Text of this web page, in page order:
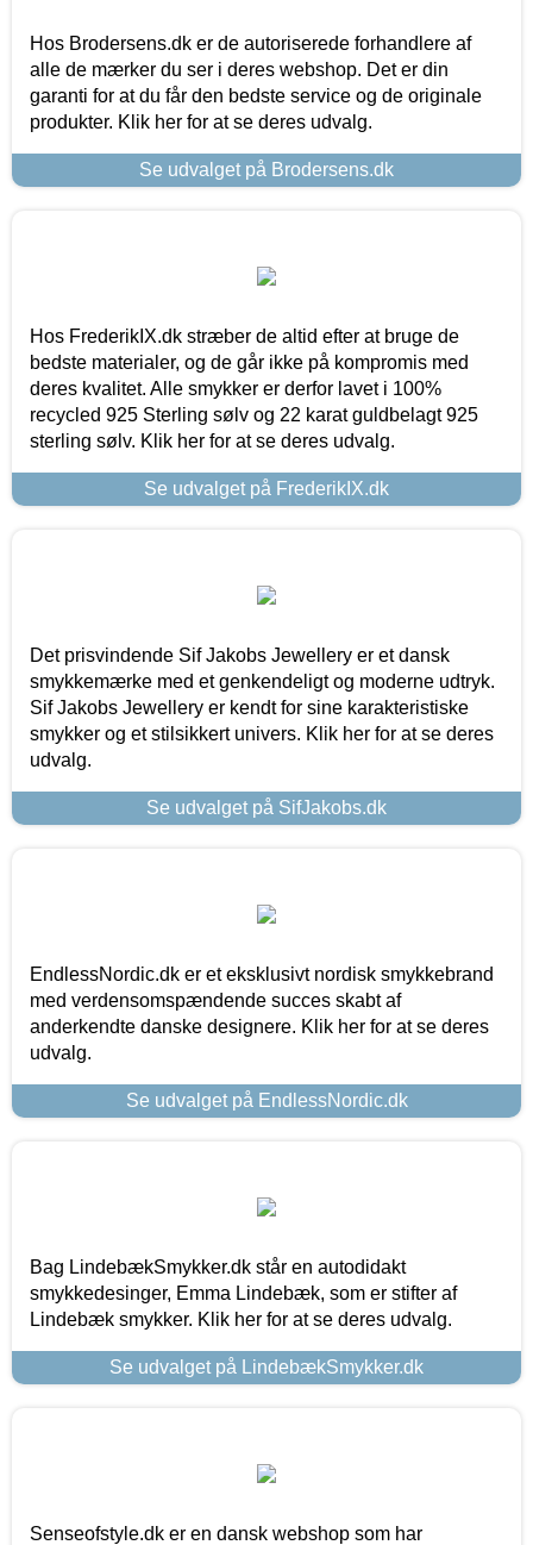
Hos Brodersens.dk er de autoriserede forhandlere af
alle de mærker du ser i deres webshop. Det er din
garanti for at du får den bedste service og de originale
produkter. Klik her for at se deres udvalg.
Se udvalget på Brodersens.dk
Hos FrederikIX.dk stræber de altid efter at bruge de
bedste materialer, og de går ikke på kompromis med
deres kvalitet. Alle smykker er derfor lavet i 100%
recycled 925 Sterling sølv og 22 karat guldbelagt 925
sterling sølv. Klik her for at se deres udvalg.
Se udvalget på FrederikIX.dk
Det prisvindende Sif Jakobs Jewellery er et dansk
smykkemærke med et genkendeligt og moderne udtryk.
Sif Jakobs Jewellery er kendt for sine karakteristiske
smykker og et stilsikkert univers. Klik her for at se deres
udvalg.
Se udvalget på SifJakobs.dk
EndlessNordic.dk er et eksklusivt nordisk smykkebrand
med verdensomspændende succes skabt af
anderkendte danske designere. Klik her for at se deres
udvalg.
Se udvalget på EndlessNordic.dk
Bag LindebækSmykker.dk står en autodidakt
smykkedesinger, Emma Lindebæk, som er stifter af
Lindebæk smykker. Klik her for at se deres udvalg.
Se udvalget på LindebækSmykker.dk
Senseofstyle.dk er en dansk webshop som har